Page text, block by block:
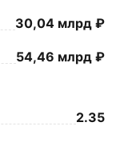
30,04 млрд ₽
54,46 млрд ₽
2.35